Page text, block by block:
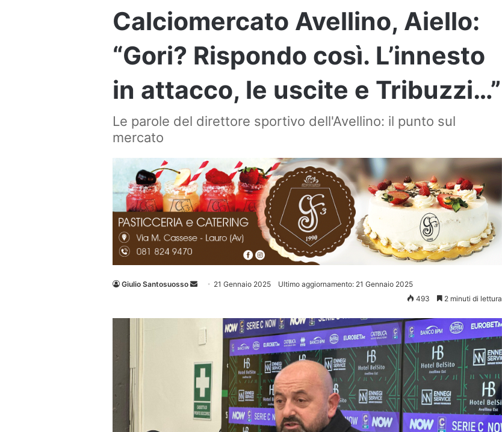
Calciomercato Avellino, Aiello:
“Gori? Rispondo così. L’innesto
in attacco, le uscite e Tribuzzi…”
Le parole del direttore sportivo dell'Avellino: il punto sul
mercato
Giulio Santosuosso
Invia 21 Gennaio 2025
Ultimo aggiornamento: 21 Gennaio 2025
493
2 minuti di lettura